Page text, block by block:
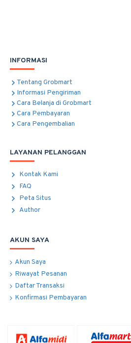
INFORMASI
Tentang Grobmart
Informasi Pengiriman
Cara Belanja di Grobmart
Cara Pembayaran
Cara Pengembalian
LAYANAN PELANGGAN
Kontak Kami
FAQ
Peta Situs
Author
AKUN SAYA
Akun Saya
Riwayat Pesanan
Daftar Transaksi
Konfirmasi Pembayaran